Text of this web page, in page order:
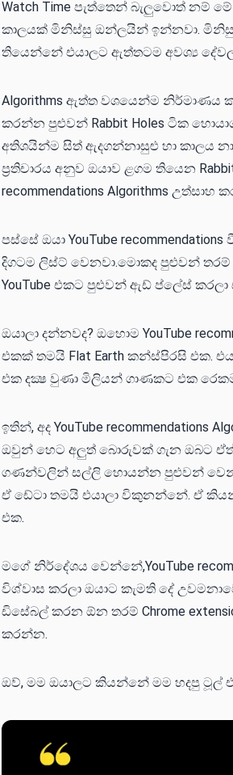
Watch Time පැත්තෙන් බැලුවොත් නම්
කාලයක් මිනිස්සු ඔන්ලයින් ඉන්නවා.
තියෙන්නේ එයාලට ඇත්තටම අවශ්‍ය
Algorithms ඇත්ත වශයෙන්ම නිර්මාණය
කරන්න පුළුවන් Rabbit Holes ටික
අතිශයින්ම සිත් ඇදගන්නාසුළු හා කාලය
ප්‍රතිචාරය අනුව ඔයාව ළගම තියෙන
recommendations Algorithms උත්සාහ
පස්සේ ඔයා YouTube
දිගටම ලිස්ට් වෙනවා.මොකද පුළුවන්
YouTube එකට පුළුවන් ඇඩ් ප්ලේස්
ඔයාලා දන්නවද? ඔහොම YouTube
එකක් තමයි Flat Earth කන්ස්පිරසි එක.
එක දක්‍ෂ වුණා මිලියන් ගාණකට එක
ඉතින්, අද YouTube recommendations
ඔවුන් හෙට අලුත් බොරුවක් ගැන ඔබට
ගණන්වලින් සල්ලි හොයන්න පුළුවන්
ඒ ඩේටා තමයි එයාලා විකුනන්නේ. ඒ
එක.
මගේ නිර්දේශය වෙන්නේ,YouTube
විශ්වාස කරලා ඔයාට කැමති දේ
ඩිසේබල් කරන ඕන තරම් Chrome
කරන්න.
ඔව්, මම ඔයාලට කියන්නේ මම හදපු ටූල්